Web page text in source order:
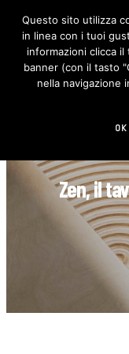
Zen, il
Questo sito utilizza
in linea con i tuoi
informazioni clicca il
banner (con il tasto
nella navigazione
OK